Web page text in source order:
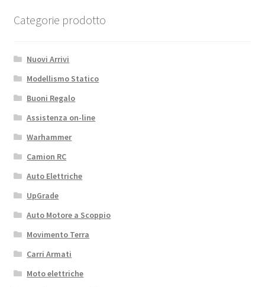
Categorie prodotto
Nuovi Arrivi
Modellismo Statico
Buoni Regalo
Assistenza on-line
Warhammer
Camion RC
Auto Elettriche
UpGrade
Auto Motore a Scoppio
Movimento Terra
Carri Armati
Moto elettriche